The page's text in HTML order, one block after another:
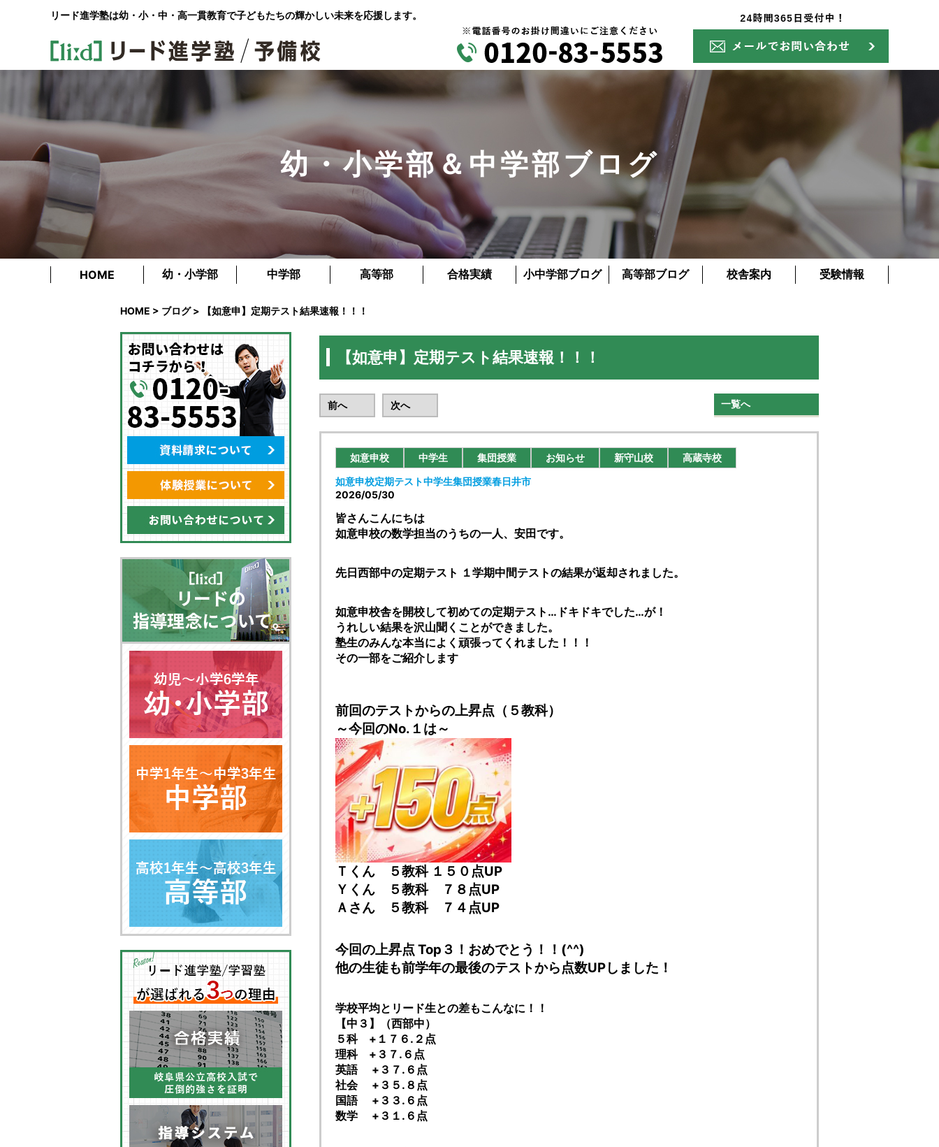
リード進学塾は幼・小・中・高一貫教育で子どもたちの輝かしい未来を応援します。
幼・小学部＆中学部ブログ
HOME 幼・小学部 中学部 高等部 合格実績 小中学部ブログ 高等部ブログ 校舎案内 受験情報
HOME > ブログ> 【如意申】定期テスト結果速報！！！
【如意申】定期テスト結果速報！！！
前へ 次へ 一覧へ
如意申校 中学生 集団授業 お知らせ 新守山校
高蔵寺校
如意申校定期テスト中学生集団授業春日井市
2026/05/30
皆さんこんにちは
如意申校の数学担当のうちの一人、安田です。
先日西部中の定期テスト １学期中間テストの結果が返却されました。
如意申校舎を開校して初めての定期テスト…ドキドキでした…が！
うれしい結果を沢山聞くことができました。
塾生のみんな本当によく頑張ってくれました！！！
その一部をご紹介します
前回のテストからの上昇点（５教科）
～今回のNo.１は～
Ｔくん ５教科 １５０点UP
Ｙくん ５教科 ７８点UP
Ａさん ５教科 ７４点UP
今回の上昇点 Top３！おめでとう！！(^^)
他の生徒も前学年の最後のテストから点数UPしました！
学校平均とリード生との差もこんなに！！
【中３】（西部中）
５科 +１７６.２点
理科 +３７.６点
英語 +３７.６点
社会 +３５.８点
国語 +３３.６点
数学 +３１.６点